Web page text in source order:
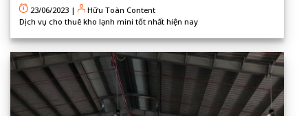
23/06/2023 |
Hữu Toàn Content
Dịch vụ cho thuê kho lạnh mini tốt nhất hiện nay